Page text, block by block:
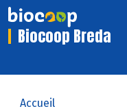
Biocoop Breda
Accueil